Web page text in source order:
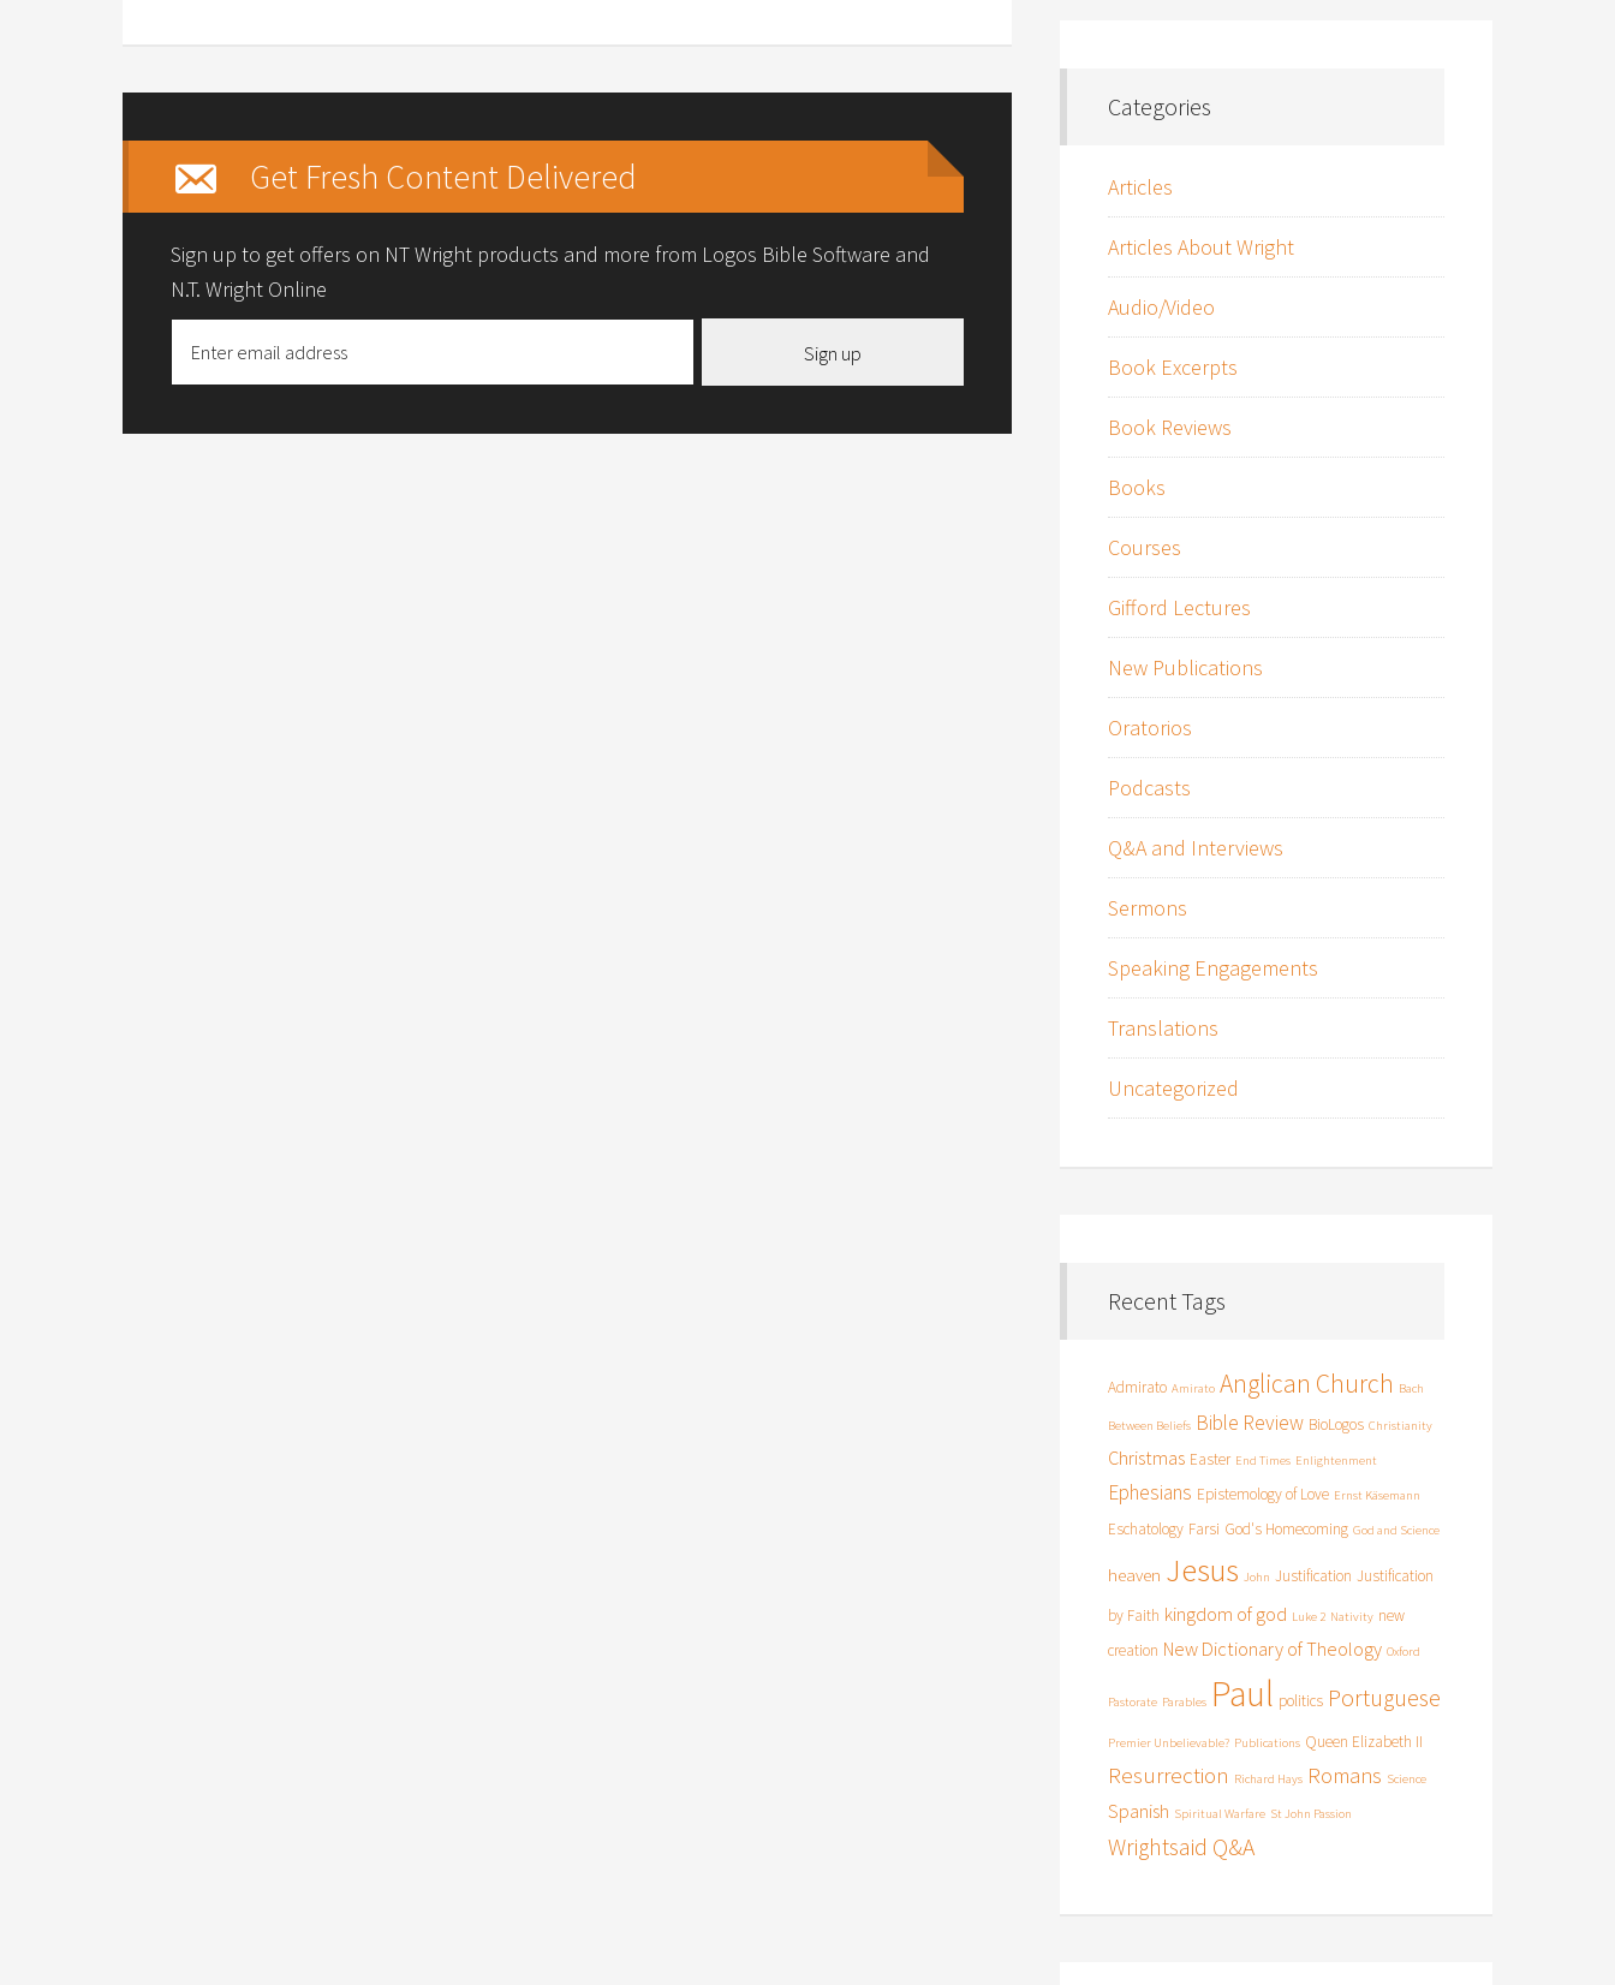
Get Fresh Content Delivered
Sign up to get offers on NT Wright products and more from Logos Bible Software and
N.T. Wright Online
Sign up
Categories
Articles
Articles About Wright
Audio/Video
Book Excerpts
Book Reviews
Books
Courses
Gifford Lectures
New Publications
Oratorios
Podcasts
Q&A and Interviews
Sermons
Speaking Engagements
Translations
Uncategorized
Recent Tags
Admirato Amirato Anglican Church Bach
Between Beliefs Bible Review BioLogos Christianity
Christmas Easter End Times Enlightenment
Ephesians Epistemology of Love Ernst Käsemann
Eschatology Farsi God's Homecoming God and Science
heaven Jesus John Justification Justification
by Faith kingdom of god Luke 2 Nativity new
creation New Dictionary of Theology Oxford
Pastorate Parables Paul politics Portuguese
Premier Unbelievable? Publications Queen Elizabeth II
Resurrection Richard Hays Romans Science
Spanish Spiritual Warfare St John Passion
Wrightsaid Q&A